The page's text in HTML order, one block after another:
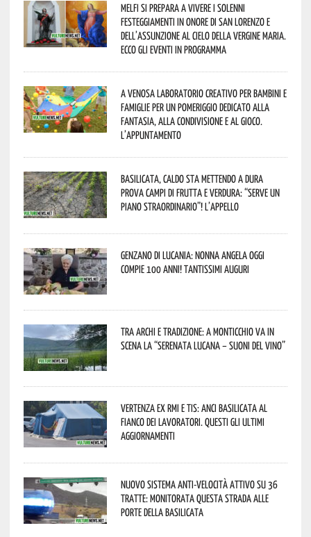
Melfi si prepara a vivere i solenni
festeggiamenti in onore di San Lorenzo e
dell’assunzione al cielo della Vergine Maria.
Ecco gli eventi in programma
A Venosa laboratorio creativo per bambini e
famiglie per un pomeriggio dedicato alla
fantasia, alla condivisione e al gioco.
L’appuntamento
Basilicata, caldo sta mettendo a dura
prova campi di frutta e verdura: “Serve un
piano straordinario”! L’appello
Genzano di Lucania: nonna Angela oggi
compie 100 anni! Tantissimi auguri
Tra archi e tradizione: a Monticchio va in
scena la “Serenata lucana – suoni del vino”
Vertenza ex RMI e TIS: ANCI Basilicata al
fianco dei lavoratori. Questi gli ultimi
aggiornamenti
Nuovo sistema anti-velocità attivo su 36
tratte: monitorata questa strada alle
porte della Basilicata